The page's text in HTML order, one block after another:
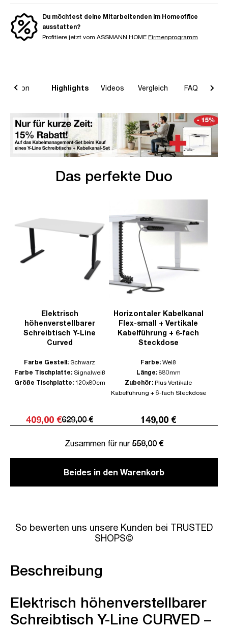
Du möchtest deine Mitarbeitenden im Homeoffice
ausstatten?
Profitiere jetzt vom ASSMANN HOME Firmenprogramm
Highlights Videos Vergleich FAQ
Das perfekte Duo
Elektrisch
höhenverstellbarer
Schreibtisch Y-Line
Curved
Farbe Gestell: Schwarz
Farbe Tischplatte: Signalweiß
Größe Tischplatte: 120x80cm
409,00 €629,00 €
Horizontaler Kabelkanal
Flex-small + Vertikale
Kabelführung + 6-fach
Steckdose
Farbe: Weiß
Länge: 880mm
Zubehör: Plus Vertikale
Kabelführung + 6-fach Steckdose
149,00 €
Zusammen für nur 558,00 €
Beides in den Warenkorb
So bewerten uns unsere Kunden bei TRUSTED
SHOPS©
Beschreibung
Elektrisch höhenverstellbarer
Schreibtisch Y-Line CURVED –